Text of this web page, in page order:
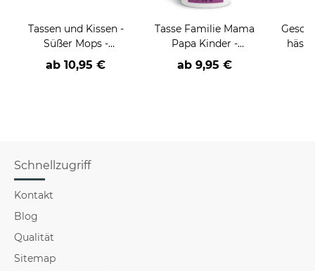
Tassen und Kissen -
Süßer Mops -
verschiedene
Sprüche -
ab 10,95 €
Tasse Familie Mama
Papa Kinder -
verschiedene
Sprüche-
ab 9,95 €
Schnellzugriff
Kontakt
Blog
Qualität
Sitemap